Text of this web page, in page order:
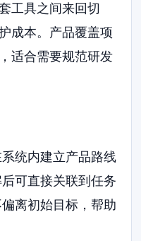
工具之间来回切
成本。产品覆盖项
适合需要规范研发
系统内建立产品路线
可直接关联到任务
离初始目标，帮助